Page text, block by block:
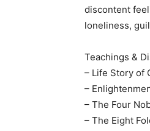
discontent
loneliness,
Teachings &
– Life Story of
–
– The Four
– The Eight